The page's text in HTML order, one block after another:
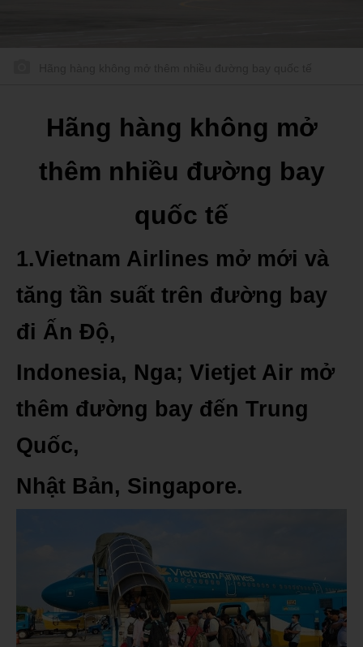
Hãng hàng không mở
thêm nhiều đường bay
quốc tế
1.Vietnam Airlines mở mới và
tăng tần suất trên đường bay
đi Ấn Độ,
Indonesia, Nga; Vietjet Air mở
thêm đường bay đến Trung
Quốc,
Nhật Bản, Singapore.